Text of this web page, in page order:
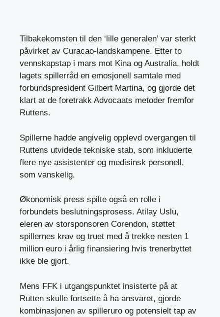
Tilbakekomsten til den ‘lille generalen’ var sterkt
påvirket av Curacao-landskampene. Etter to
vennskapstap i mars mot Kina og Australia, holdt
lagets spillerråd en emosjonell samtale med
forbundspresident Gilbert Martina, og gjorde det
klart at de foretrakk Advocaats metoder fremfor
Ruttens.
Spillerne hadde angivelig opplevd overgangen til
Ruttens utvidede tekniske stab, som inkluderte
flere nye assistenter og medisinsk personell,
som vanskelig.
Økonomisk press spilte også en rolle i
forbundets beslutningsprosess. Atilay Uslu,
eieren av storsponsoren Corendon, støttet
spillernes krav og truet med å trekke nesten 1
million euro i årlig finansiering hvis trenerbyttet
ikke ble gjort.
Mens FFK i utgangspunktet insisterte på at
Rutten skulle fortsette å ha ansvaret, gjorde
kombinasjonen av spilleruro og potensielt tap av